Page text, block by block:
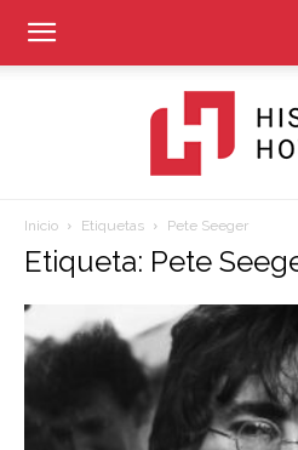
Inicio Etiquetas Pete Seeger
Etiqueta: Pete